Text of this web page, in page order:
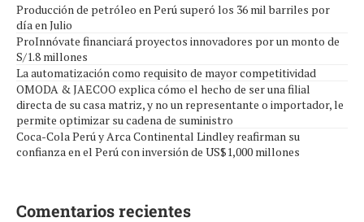
Producción de petróleo en Perú superó los 36 mil barriles por
día en Julio
ProInnóvate financiará proyectos innovadores por un monto de
S/1.8 millones
La automatización como requisito de mayor competitividad
OMODA & JAECOO explica cómo el hecho de ser una filial
directa de su casa matriz, y no un representante o importador, le
permite optimizar su cadena de suministro
Coca-Cola Perú y Arca Continental Lindley reafirman su
confianza en el Perú con inversión de US$1,000 millones
Comentarios recientes